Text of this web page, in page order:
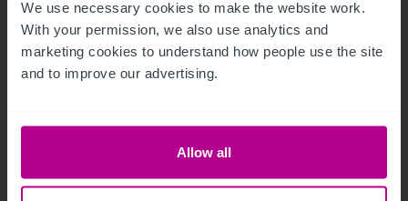
We use necessary cookies to make the website work.
With your permission, we also use analytics and
marketing cookies to understand how people use the site
and to improve our advertising.
Allow all